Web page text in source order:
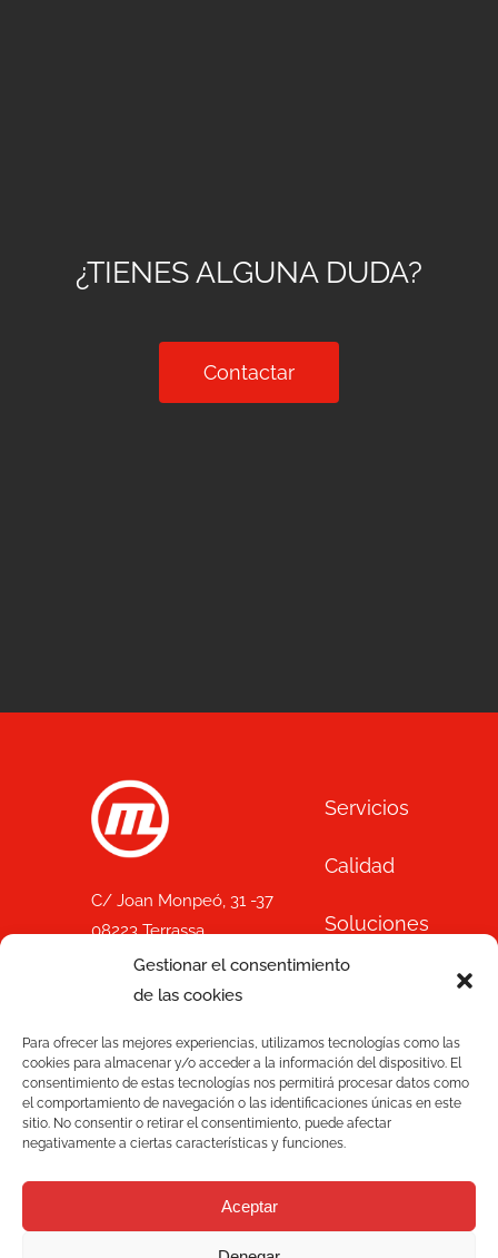
Gestionar el consentimiento
de las cookies
Para ofrecer las mejores experiencias, utilizamos tecnologías como las
cookies para almacenar y/o acceder a la información del dispositivo. El
consentimiento de estas tecnologías nos permitirá procesar datos como
el comportamiento de navegación o las identificaciones únicas en este
sitio. No consentir o retirar el consentimiento, puede afectar
negativamente a ciertas características y funciones.
Aceptar
¿TIENES ALGUNA DUDA?
Contactar
C/ Joan Monpeó, 31 -37
08223 Terrassa
Barcelona, España
+34 93 736 35 00
Servicios
Calidad
Soluciones
Mecesa
Contacto